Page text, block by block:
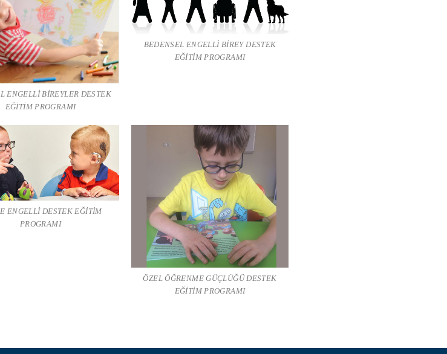
ENGELLİ BİREYLER DESTEK
EĞİTİM PROGRAMI
BEDENSEL ENGELLİ BİREY DESTEK
EĞİTİM PROGRAMI
ENGELLİ DESTEK EĞİTİM
PROGRAMI
ÖZEL ÖĞRENME GÜÇLÜĞÜ DESTEK
EĞİTİM PROGRAMI